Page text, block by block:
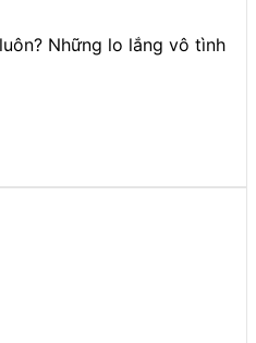
Những lo lắng vô tình